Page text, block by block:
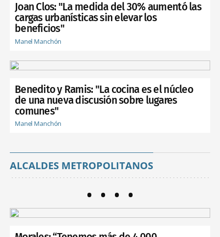
Joan Clos: "La medida del 30% aumentó las
cargas urbanísticas sin elevar los
beneficios"
Manel Manchón
Benedito y Ramis: "La cocina es el núcleo
de una nueva discusión sobre lugares
comunes"
Manel Manchón
ALCALDES METROPOLITANOS